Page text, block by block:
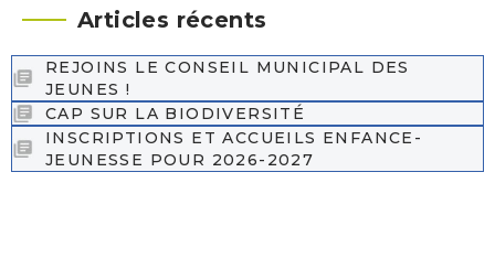
Articles récents
REJOINS LE CONSEIL MUNICIPAL DES
JEUNES !
CAP SUR LA BIODIVERSITÉ
INSCRIPTIONS ET ACCUEILS ENFANCE-
JEUNESSE POUR 2026-2027